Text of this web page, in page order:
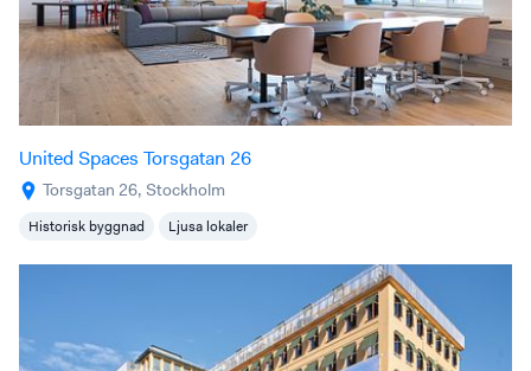
United Spaces Torsgatan 26
Torsgatan 26, Stockholm
Historisk byggnad Ljusa lokaler